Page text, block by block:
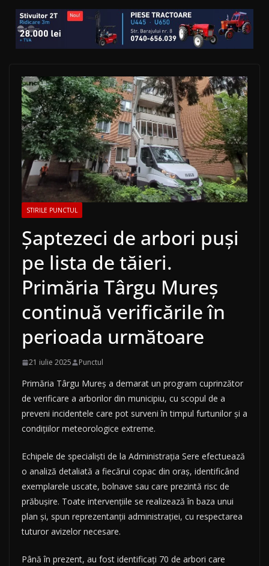
STIRILE PUNCTUL
Șaptezeci de arbori puși
pe lista de tăieri.
Primăria Târgu Mureș
continuă verificările în
perioada următoare
21 iulie 2025 Punctul
Primăria Târgu Mureș a demarat un program cuprinzător
de verificare a arborilor din municipiu, cu scopul de a
preveni incidentele care pot surveni în timpul furtunilor și a
condițiilor meteorologice extreme.
Echipele de specialiști de la Administrația Sere efectuează
o analiză detaliată a fiecărui copac din oraș, identificând
exemplarele uscate, bolnave sau care prezintă risc de
prăbușire. Toate intervențiile se realizează în baza unui
plan și, spun reprezentanții administrației, cu respectarea
tuturor avizelor necesare.
Până în prezent, au fost identificați 70 de arbori care